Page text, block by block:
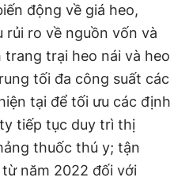
động về giá heo,
rủi ro về nguồn vốn và
trại heo nái và heo
tối đa công suất các
tại để tối ưu các định
tiếp tục duy trì thị
thuốc thú y; tận
năm 2022 đối với